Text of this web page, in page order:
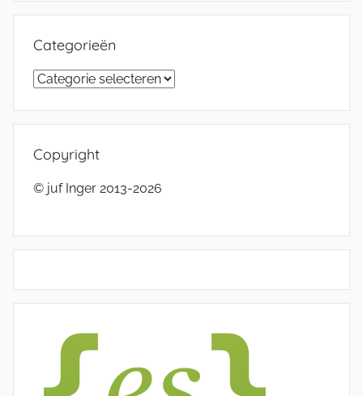
Categorieën
Categorieën
Copyright
© juf Inger 2013-2026